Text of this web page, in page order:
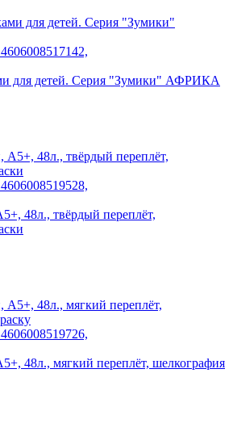
для детей. Серия "Зумики" АФРИКА
48л., твёрдый переплёт,
48л., мягкий переплёт, шелкография